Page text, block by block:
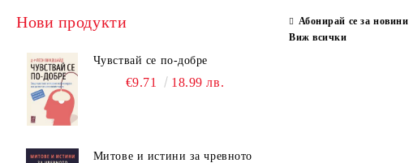
Нови продукти
Чувствай се по-добре
€9.71 18.99 лв.
Митове и истини за чревното
Абонирай се за новини
Виж всички